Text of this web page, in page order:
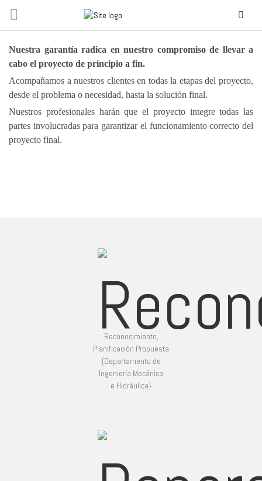
SOLUCIONES
INTEGRALES
Nuestra garantía radica en nuestro compromiso de llevar a
cabo el proyecto de principio a fin.
Acompañamos a nuestros clientes en todas la etapas del proyecto,
desde el problema o necesidad, hasta la solución final.
Nuestros profesionales harán que el proyecto integre todas las
partes involucradas para garantizar el funcionamiento correcto del
proyecto final.
Reconocimiento,
Planificación Propuesta
{Departamento de
Ingeniería Mecánica
e Hidráulica}